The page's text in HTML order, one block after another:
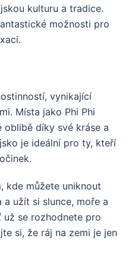
kulturu a tradice.
možnosti pro
vynikající
Místa jako Phi Phi
oblibě díky své kráse a
je ideální pro ty, kteří
kde můžete uniknout
užít si slunce, moře a
už se rozhodnete pro
si, že ráj na zemi je jen